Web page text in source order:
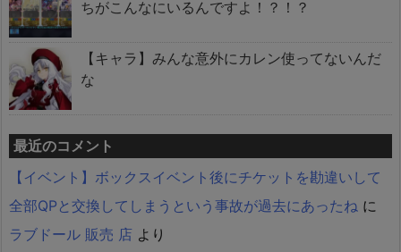
ちがこんなにいるんですよ！？！？
【キャラ】みんな意外にカレン使ってないんだ
な
最近のコメント
【イベント】ボックスイベント後にチケットを勘違いして
全部QPと交換してしまうという事故が過去にあったね に
ラブドール 販売 店 より